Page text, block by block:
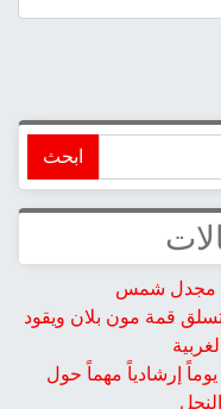
مجدل شمس
تسلق قمة مون بلان ويقود
إرشادياً مهماً حول